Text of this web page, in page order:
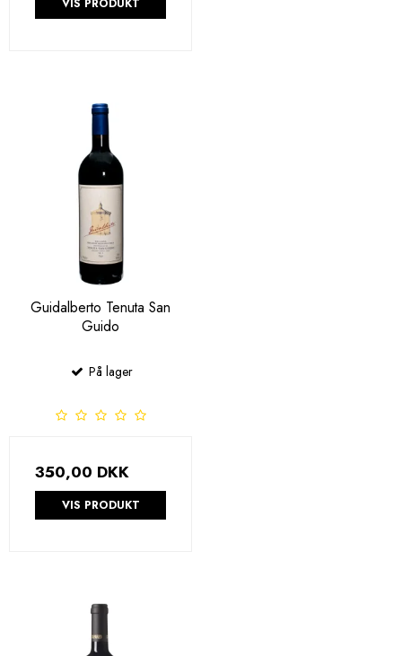
VIS PRODUKT
Guidalberto Tenuta San
Guido
På lager
350,00 DKK
VIS PRODUKT